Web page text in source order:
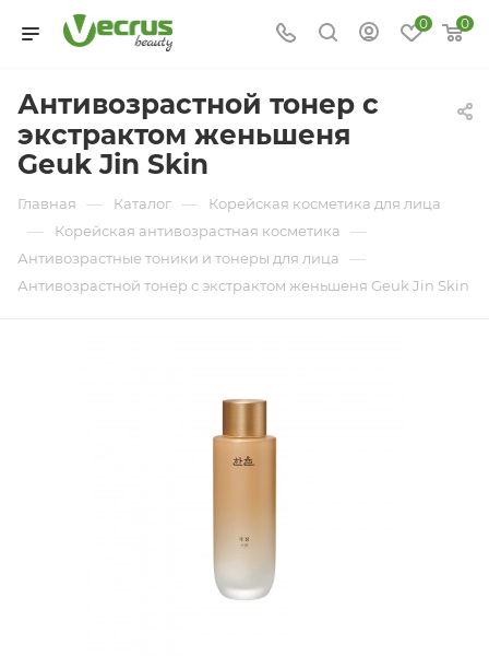
0 0
Антивозрастной тонер с
экстрактом женьшеня
Geuk Jin Skin
Главная — Каталог — Корейская косметика для лица
— Корейская антивозрастная косметика —
Антивозрастные тоники и тонеры для лица —
Антивозрастной тонер с экстрактом женьшеня Geuk Jin Skin